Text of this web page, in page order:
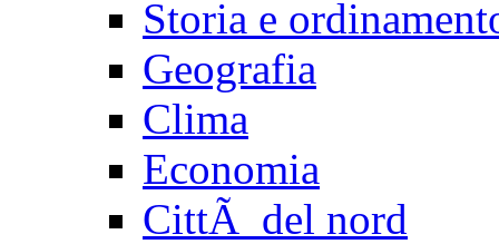
Storia e
Geografia
Clima
Economia
CittÃ del nord